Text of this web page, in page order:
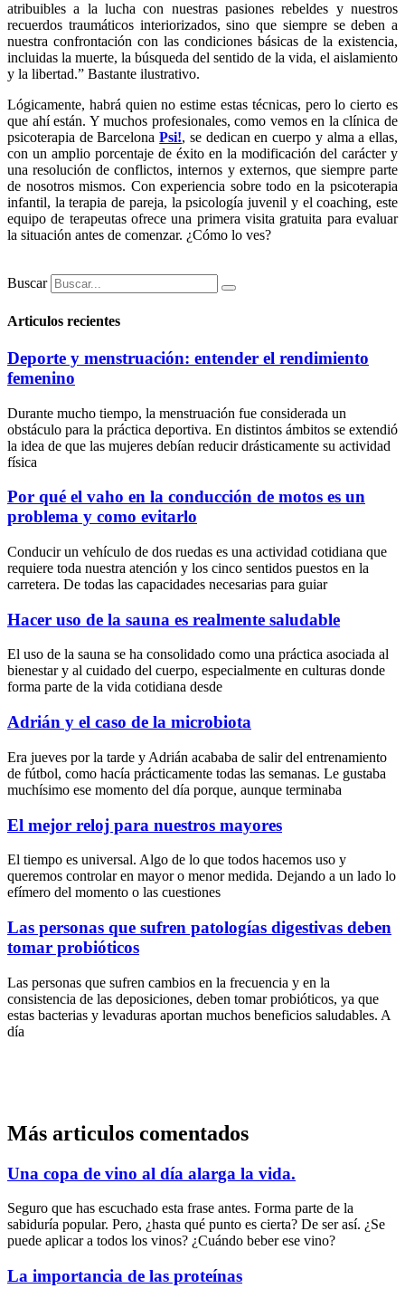
atribuibles a la lucha con nuestras pasiones rebeldes y nuestros
recuerdos traumáticos interiorizados, sino que siempre se deben a
nuestra confrontación con las condiciones básicas de la existencia,
incluidas la muerte, la búsqueda del sentido de la vida, el aislamiento
y la libertad.” Bastante ilustrativo.
Lógicamente, habrá quien no estime estas técnicas, pero lo cierto es
que ahí están. Y muchos profesionales, como vemos en la clínica de
psicoterapia de BarcelonaPsi!, se dedican en cuerpo y alma a ellas,
con un amplio porcentaje de éxito en la modificación del carácter y
una resolución de conflictos, internos y externos, que siempre parte
de nosotros mismos. Con experiencia sobre todo en la psicoterapia
infantil, la terapia de pareja, la psicología juvenil y el coaching, este
equipo de terapeutas ofrece una primera visita gratuita para evaluar
la situación antes de comenzar. ¿Cómo lo ves?
Buscar
Articulos recientes
Deporte y menstruación: entender el rendimiento
femenino
Durante mucho tiempo, la menstruación fue considerada un
obstáculo para la práctica deportiva. En distintos ámbitos se extendió
la idea de que las mujeres debían reducir drásticamente su actividad
física
Por qué el vaho en la conducción de motos es un
problema y como evitarlo
Conducir un vehículo de dos ruedas es una actividad cotidiana que
requiere toda nuestra atención y los cinco sentidos puestos en la
carretera. De todas las capacidades necesarias para guiar
Hacer uso de la sauna es realmente saludable
El uso de la sauna se ha consolidado como una práctica asociada al
bienestar y al cuidado del cuerpo, especialmente en culturas donde
forma parte de la vida cotidiana desde
Adrián y el caso de la microbiota
Era jueves por la tarde y Adrián acababa de salir del entrenamiento
de fútbol, como hacía prácticamente todas las semanas. Le gustaba
muchísimo ese momento del día porque, aunque terminaba
El mejor reloj para nuestros mayores
El tiempo es universal. Algo de lo que todos hacemos uso y
queremos controlar en mayor o menor medida. Dejando a un lado lo
efímero del momento o las cuestiones
Las personas que sufren patologías digestivas deben
tomar probióticos
Las personas que sufren cambios en la frecuencia y en la
consistencia de las deposiciones, deben tomar probióticos, ya que
estas bacterias y levaduras aportan muchos beneficios saludables. A
día
Más articulos comentados
Una copa de vino al día alarga la vida.
Seguro que has escuchado esta frase antes. Forma parte de la
sabiduría popular. Pero, ¿hasta qué punto es cierta? De ser así. ¿Se
puede aplicar a todos los vinos? ¿Cuándo beber ese vino?
La importancia de las proteínas